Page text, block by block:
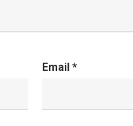
Email *